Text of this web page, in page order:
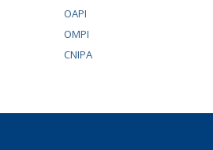
OAPI
OMPI
CNIPA